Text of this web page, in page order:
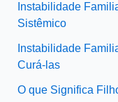
Instabilidade
Sistêmico
Instabilidade
Curá-las
O que Significa